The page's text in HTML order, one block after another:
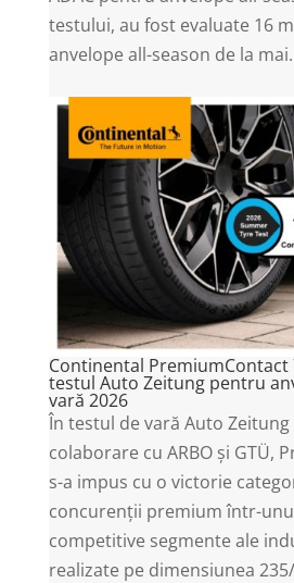
testului, au fost evaluate 16
anvelope all-season de la
Continental PremiumContact
testul Auto Zeitung pentru
vară 2026
În testul de vară Auto
colaborare cu ARBO și GTÜ,
s-a impus cu o victorie
concurenții premium într-
competitive segmente ale
realizate pe dimensiunea